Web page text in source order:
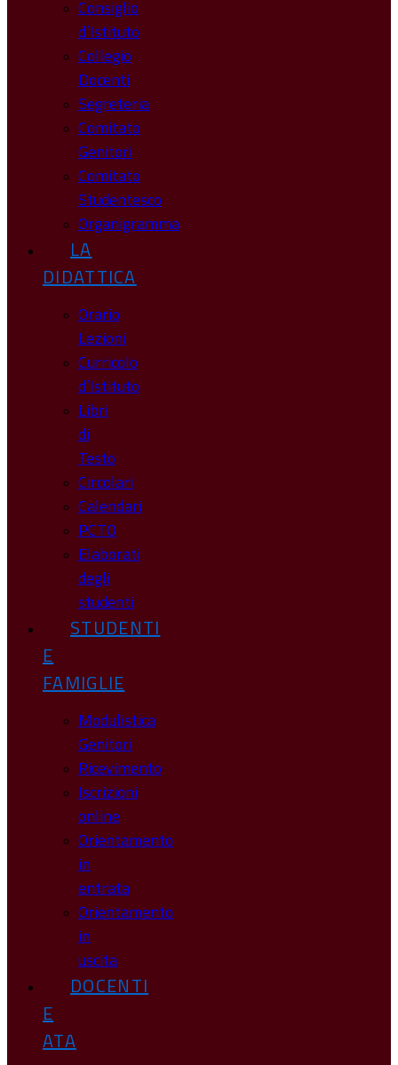
Consiglio
d’Istituto
Collegio
Docenti
Segreteria
Comitato
Genitori
Comitato
Studentesco
Organigramma
LA
DIDATTICA
Orario
Lezioni
Curricolo
d’Istituto
Libri
di
Testo
Circolari
Calendari
PCTO
Elaborati
degli
studenti
STUDENTI
E
FAMIGLIE
Modulistica
Genitori
Ricevimento
Iscrizioni
online
Orientamento
in
entrata
Orientamento
in
uscita
DOCENTI
E
ATA